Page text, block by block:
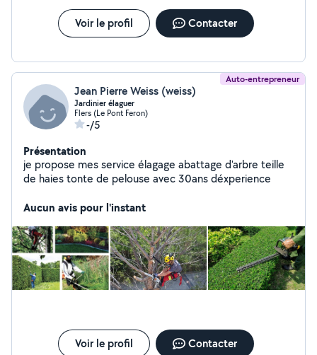
Voir le profil Contacter
Auto-entrepreneur
Jean Pierre Weiss (weiss)
Jardinier élaguer
Flers (Le Pont Feron)
-/5
Présentation
je propose mes service élagage abattage d'arbre teille
de haies tonte de pelouse avec 30ans déxperience
Aucun avis pour l'instant
Voir le profil Contacter